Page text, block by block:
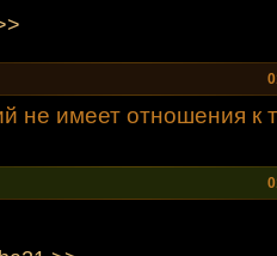
не имеет отношения к